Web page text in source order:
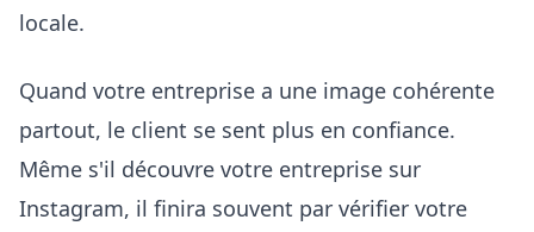
locale.
Quand votre entreprise a une image cohérente
partout, le client se sent plus en confiance.
Même s'il découvre votre entreprise sur
Instagram, il finira souvent par vérifier votre